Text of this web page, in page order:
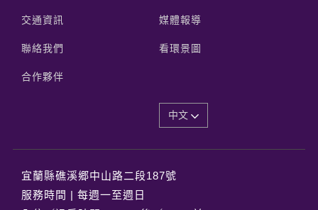
交通資訊 媒體報導
聯絡我們 看環景圖
合作夥伴
中文
宜蘭縣礁溪郷中山路二段187號
服務時間 | 每週一至週日